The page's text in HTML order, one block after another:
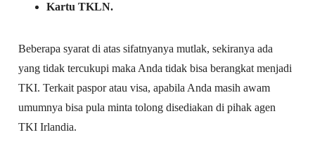
Kartu TKLN.
Beberapa syarat di atas sifatnyanya mutlak, sekiranya ada
yang tidak tercukupi maka Anda tidak bisa berangkat menjadi
TKI. Terkait paspor atau visa, apabila Anda masih awam
umumnya bisa pula minta tolong disediakan di pihak agen
TKI Irlandia.